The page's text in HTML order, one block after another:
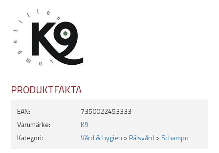
Skölj med varmare vatten på fetare pälsar och svalare på torra.
PRODUKTFAKTA
EAN:
7350022453333
Varumärke:
K9
Kategori:
Vård & hygien >Pälsvård > Schampo